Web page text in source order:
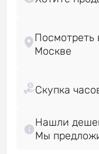
Посмотреть
Нашли
Мы